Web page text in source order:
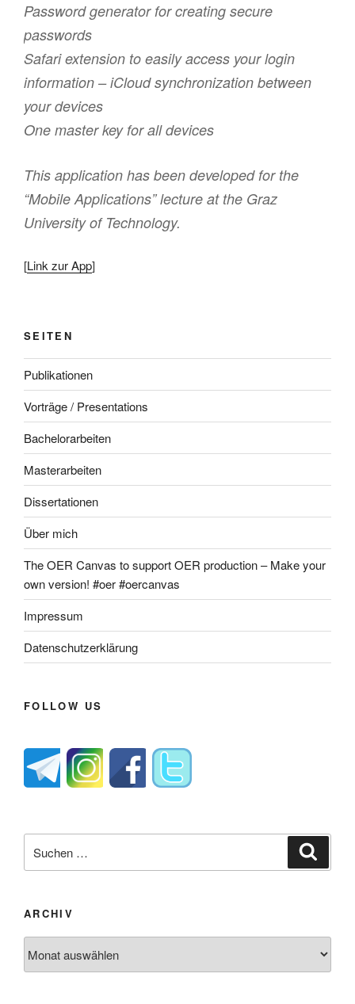
Password generator for creating secure
passwords
Safari extension to easily access your login
information – iCloud synchronization between
your devices
One master key for all devices
This application has been developed for the
“Mobile Applications” lecture at the Graz
University of Technology.
[Link zur App]
SEITEN
Publikationen
Vorträge / Presentations
Bachelorarbeiten
Masterarbeiten
Dissertationen
Über mich
The OER Canvas to support OER production – Make your
own version! #oer #oercanvas
Impressum
Datenschutzerklärung
FOLLOW US
nach:
ARCHIV